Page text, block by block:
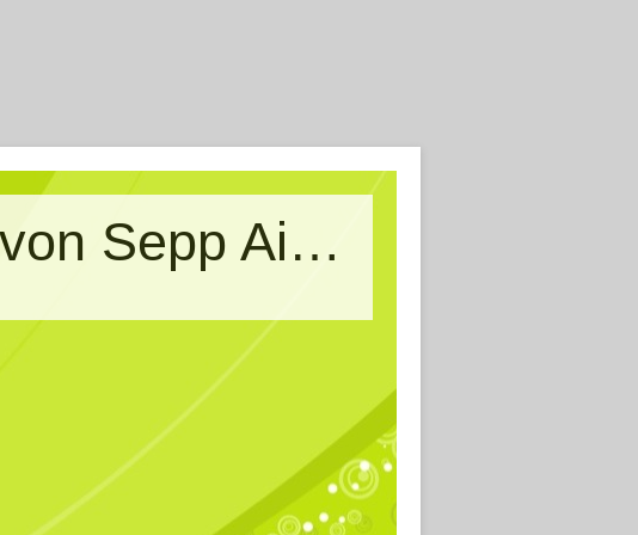
Kritische Massen - Ein Blog von Sepp Aigner